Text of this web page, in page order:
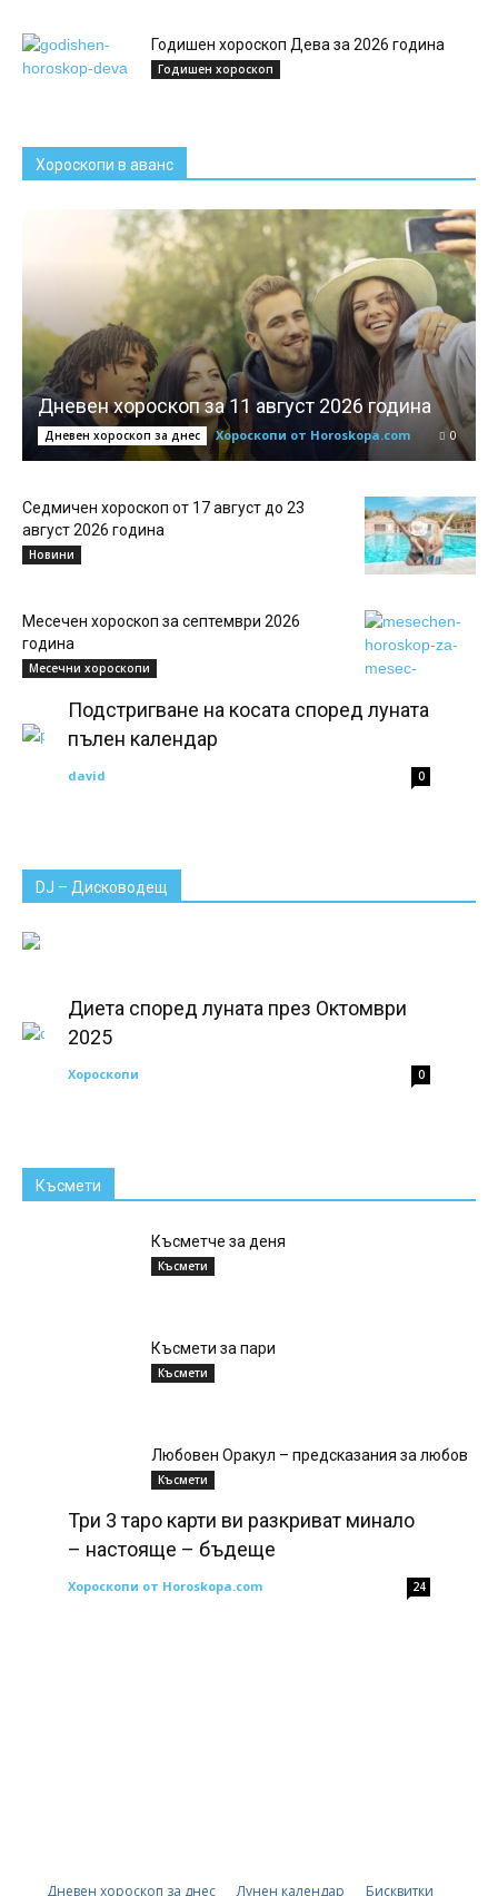
Годишен хороскоп Дева за 2026 година
Годишен хороскоп
Хороскопи в аванс
Дневен хороскоп за 11 август 2026 година
Дневен хороскоп за днес Хороскопи от Horoskopa.com 0
Седмичен хороскоп от 17 август до 23
август 2026 година
Новини
Месечен хороскоп за септември 2026
година
Месечни хороскопи
Подстригване на косата според луната
пълен календар
david 0
DJ – Дисководещ
Диета според луната през Октомври
2025
Хороскопи 0
Късмети
Късметче за деня
Късмети
Късмети за пари
Късмети
Любовен Оракул – предсказания за любов
Късмети
Три 3 таро карти ви разкриват минало
– настояще – бъдеще
Хороскопи от Horoskopa.com 24
Дневен хороскоп за днес Лунен календар Бисквитки